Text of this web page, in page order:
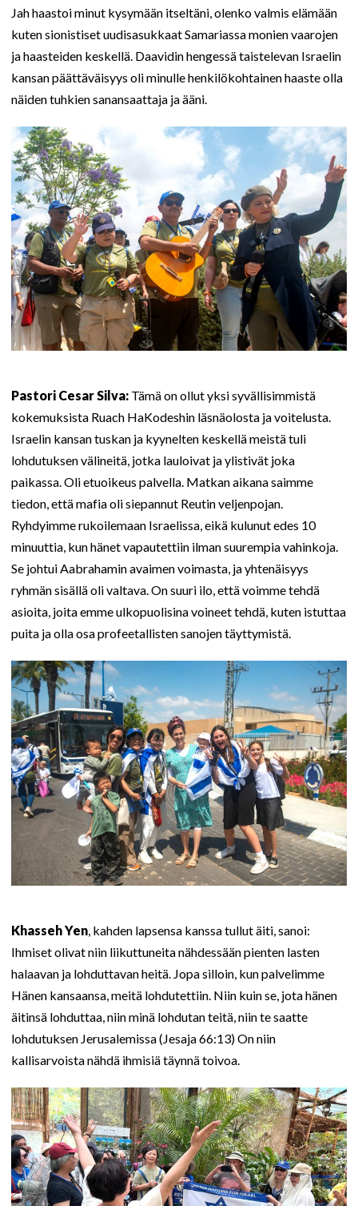
Jah haastoi minut kysymään itseltäni, olenko valmis elämään
kuten sionistiset uudisasukkaat Samariassa monien vaarojen
ja haasteiden keskellä. Daavidin hengessä taistelevan Israelin
kansan päättäväisyys oli minulle henkilökohtainen haaste olla
näiden tuhkien sanansaattaja ja ääni.
Pastori Cesar Silva: Tämä on ollut yksi syvällisimmistä
kokemuksista Ruach HaKodeshin läsnäolosta ja voitelusta.
Israelin kansan tuskan ja kyynelten keskellä meistä tuli
lohdutuksen välineitä, jotka lauloivat ja ylistivät joka
paikassa. Oli etuoikeus palvella. Matkan aikana saimme
tiedon, että mafia oli siepannut Reutin veljenpojan.
Ryhdyimme rukoilemaan Israelissa, eikä kulunut edes 10
minuuttia, kun hänet vapautettiin ilman suurempia vahinkoja.
Se johtui Aabrahamin avaimen voimasta, ja yhtenäisyys
ryhmän sisällä oli valtava. On suuri ilo, että voimme tehdä
asioita, joita emme ulkopuolisina voineet tehdä, kuten istuttaa
puita ja olla osa profeetallisten sanojen täyttymistä.
Khasseh Yen, kahden lapsensa kanssa tullut äiti, sanoi:
Ihmiset olivat niin liikuttuneita nähdessään pienten lasten
halaavan ja lohduttavan heitä. Jopa silloin, kun palvelimme
Hänen kansaansa, meitä lohdutettiin. Niin kuin se, jota hänen
äitinsä lohduttaa, niin minä lohdutan teitä, niin te saatte
lohdutuksen Jerusalemissa (Jesaja 66:13) On niin
kallisarvoista nähdä ihmisiä täynnä toivoa.